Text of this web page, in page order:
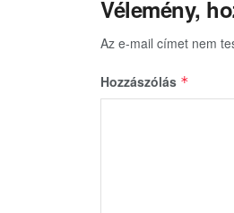
Vélemény,
Az e-mail címet nem
Hozzászólás *